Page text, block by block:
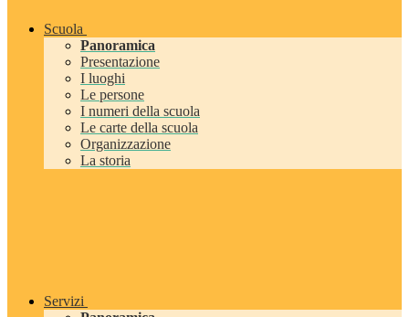
Scuola
Panoramica
Presentazione
I luoghi
Le persone
I numeri della scuola
Le carte della scuola
Organizzazione
La storia
Servizi